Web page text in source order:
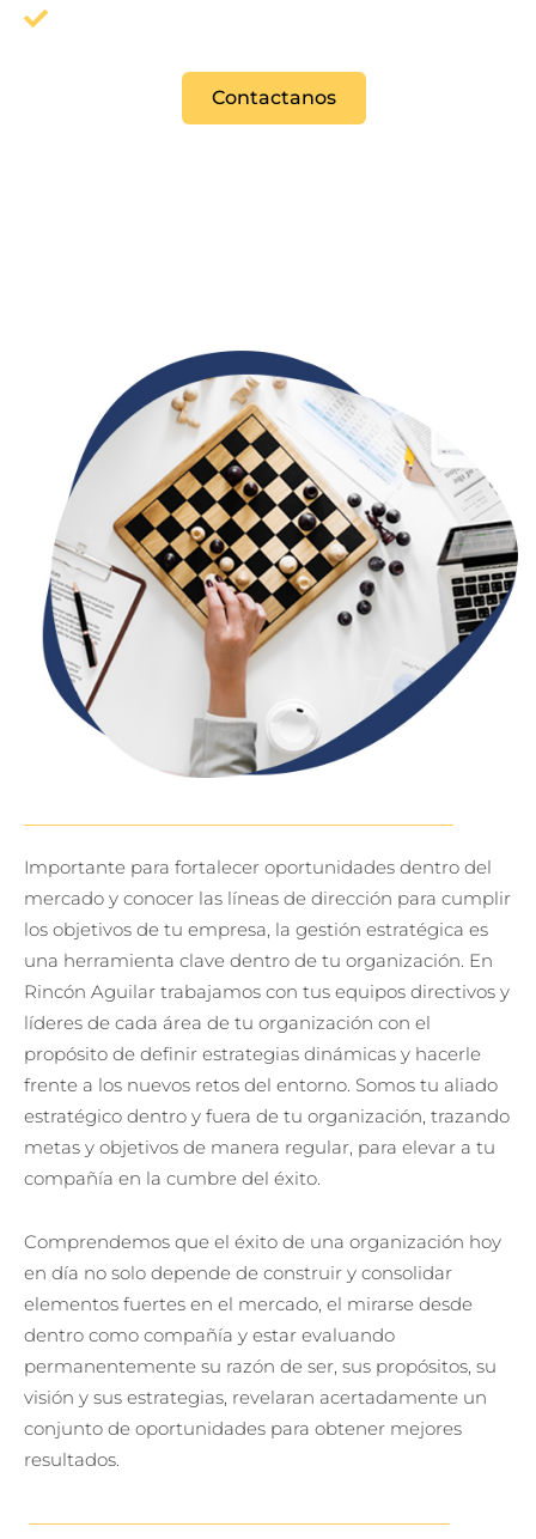
Contactanos
Importante para fortalecer oportunidades dentro del
mercado y conocer las líneas de dirección para cumplir
los objetivos de tu empresa, la gestión estratégica es
una herramienta clave dentro de tu organización. En
Rincón Aguilar trabajamos con tus equipos directivos y
líderes de cada área de tu organización con el
propósito de definir estrategias dinámicas y hacerle
frente a los nuevos retos del entorno. Somos tu aliado
estratégico dentro y fuera de tu organización, trazando
metas y objetivos de manera regular, para elevar a tu
compañía en la cumbre del éxito.
Comprendemos que el éxito de una organización hoy
en día no solo depende de construir y consolidar
elementos fuertes en el mercado, el mirarse desde
dentro como compañía y estar evaluando
permanentemente su razón de ser, sus propósitos, su
visión y sus estrategias, revelaran acertadamente un
conjunto de oportunidades para obtener mejores
resultados.